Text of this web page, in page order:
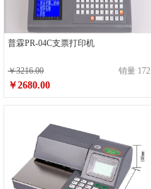
普霖PR-04C支票打印机
￥3216.00 销量 172
￥2680.00